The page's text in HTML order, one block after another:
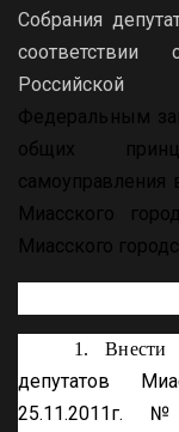
Собрания
соответствии
Российской
Федеральным
общих
самоуправления
Миасского
Миасского
1. Внести
депутатов
25.11.2011г.